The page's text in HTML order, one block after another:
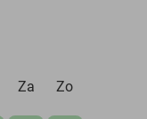
Za Zo